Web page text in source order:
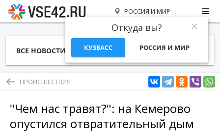
РОССИЯ И МИР
Откуда вы?
КУЗБАСС РОССИЯ И МИР
ВСЕ НОВОСТИ СТАТЬИ ТЕМЫ ФОТО
ПРОИСШЕСТВИЯ
"Чем нас травят?": на Кемерово
опустился отвратительный дым